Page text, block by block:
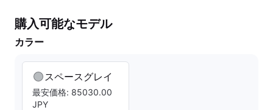
購入可能なモデル
カラー
スペースグレイ
最安価格: 85030.00
JPY